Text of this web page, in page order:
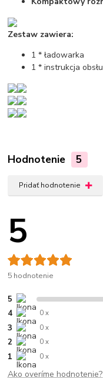
Zestaw zawiera:
1 * ładowarka
1 * instrukcja
Hodnotenie 5
Pridať hodnotenie
5
5 hodnotenie
5
4 0 x
3 0 x
2 0 x
1 0 x
Ako overíme hodnotenie?